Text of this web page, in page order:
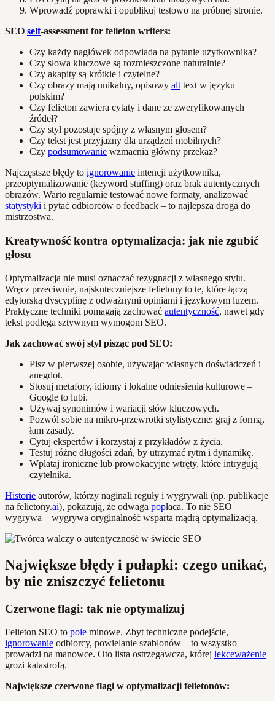
Wprowadź poprawki i opublikuj testowo na próbnej stronie.
SEO self-assessment for felieton writers:
Czy każdy nagłówek odpowiada na pytanie użytkownika?
Czy słowa kluczowe są rozmieszczone naturalnie?
Czy akapity są krótkie i czytelne?
Czy obrazy mają unikalny, opisowy alt text w języku
polskim?
Czy felieton zawiera cytaty i dane ze zweryfikowanych
źródeł?
Czy styl pozostaje spójny z własnym głosem?
Czy tekst jest przyjazny dla urządzeń mobilnych?
Czy podsumowanie wzmacnia główny przekaz?
Najczęstsze błędy to ignorowanie intencji użytkownika,
przeoptymalizowanie (keyword stuffing) oraz brak autentycznych
obrazów. Warto regularnie testować nowe formaty, analizować
statystyki i pytać odbiorców o feedback – to najlepsza droga do
mistrzostwa.
Kreatywność kontra optymalizacja: jak nie zgubić
głosu
Optymalizacja nie musi oznaczać rezygnacji z własnego stylu.
Wręcz przeciwnie, najskuteczniejsze felietony to te, które łączą
edytorską dyscyplinę z odważnymi opiniami i językowym luzem.
Praktyczne techniki pomagają zachować autentyczność, nawet gdy
tekst podlega sztywnym wymogom SEO.
Jak zachować swój styl pisząc pod SEO:
Pisz w pierwszej osobie, używając własnych doświadczeń i
anegdot.
Stosuj metafory, idiomy i lokalne odniesienia kulturowe –
Google to lubi.
Używaj synonimów i wariacji słów kluczowych.
Pozwól sobie na mikro-przewrotki stylistyczne: graj z formą,
łam zasady.
Cytuj ekspertów i korzystaj z przykładów z życia.
Testuj różne długości zdań, by utrzymać rytm i dynamikę.
Wplataj ironiczne lub prowokacyjne wtręty, które intrygują
czytelnika.
Historie autorów, którzy naginali reguły i wygrywali (np. publikacje
na felietony.ai), pokazują, że odwaga popłaca. To nie SEO
wygrywa – wygrywa oryginalność wsparta mądrą optymalizacją.
Największe błędy i pułapki: czego unikać,
by nie zniszczyć felietonu
Czerwone flagi: tak nie optymalizuj
Felieton SEO to pole minowe. Zbyt techniczne podejście,
ignorowanie odbiorcy, powielanie szablonów – to wszystko
prowadzi na manowce. Oto lista ostrzegawcza, której lekceważenie
grozi katastrofą.
Największe czerwone flagi w optymalizacji felietonów: